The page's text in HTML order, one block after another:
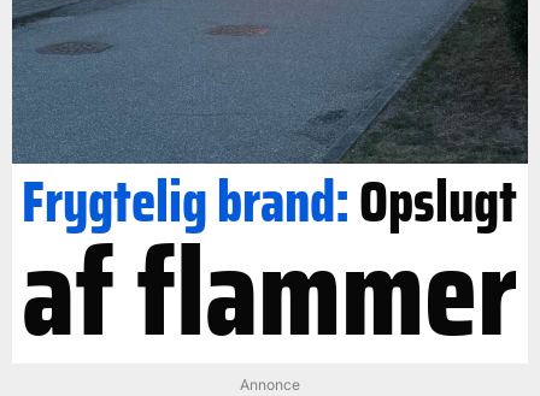
Frygtelig brand:Opslugt
af flammer
Annonce